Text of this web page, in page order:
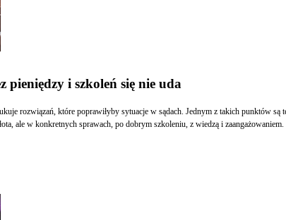
i szkoleń się nie uda
rozwiązań, które poprawiłyby sytuacje w sądach. Jednym z takich punktów
ale w konkretnych sprawach, po dobrym szkoleniu, z wiedzą i